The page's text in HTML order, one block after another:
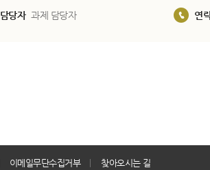
담당자 과제 담당자 연
이메일무단수집거부 찾아오시는 길